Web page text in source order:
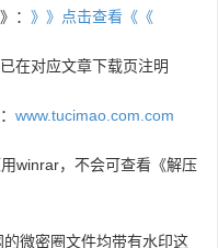
： 》》点击查看《《
在对应文章下载页注明
www.tucimao.com.com
winrar，不会可查看《解压
微密圈文件均带有水印这